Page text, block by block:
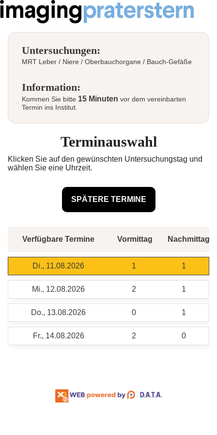
Untersuchungen:
MRT Leber / Niere / Oberbauchorgane / Bauch-Gefäße
Information:
Kommen Sie bitte 15 Minuten vor dem vereinbarten
Termin ins Institut.
Terminauswahl
Klicken Sie auf den gewünschten Untersuchungstag und
wählen Sie eine Uhrzeit.
Verfügbare Termine Vormittag Nachmittag
Di., 11.08.2026 1 1
Mi., 12.08.2026 2 1
Do., 13.08.2026 0 1
Fr., 14.08.2026 2 0